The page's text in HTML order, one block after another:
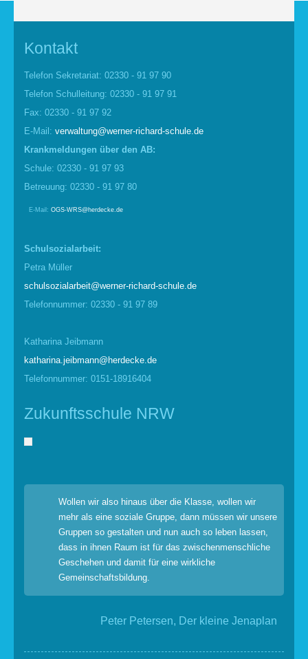
Kontakt
Telefon Sekretariat: 02330 - 91 97 90
Telefon Schulleitung: 02330 - 91 97 91
Fax: 02330 - 91 97 92
E-Mail: verwaltung@werner-richard-schule.de
Krankmel d ungen über den AB:
Schule: 02330 - 91 97 93
Betreuung: 02330 - 91 97 80
E-Mail: OGS-WRS@herdecke.de
Schulsozialarbeit:
Petra Müller
schulsozialarbeit@werner-richard-schule.de
Telefonnummer: 02330 - 91 97 89
Katharina Jeibmann
katharina.jeibmann@herdecke.de
Telefonnummer: 0151-18916404
Zukunftsschule NRW
Wollen wir also hinaus über die Klasse, wollen wir
mehr als eine soziale Gruppe, dann müssen wir unsere
Gruppen so gestalten und nun auch so leben lassen,
dass in ihnen Raum ist für das zwischenmenschliche
Geschehen und damit für eine wirkliche
Gemeinschaftsbildung.
Peter Petersen, Der kleine Jenaplan